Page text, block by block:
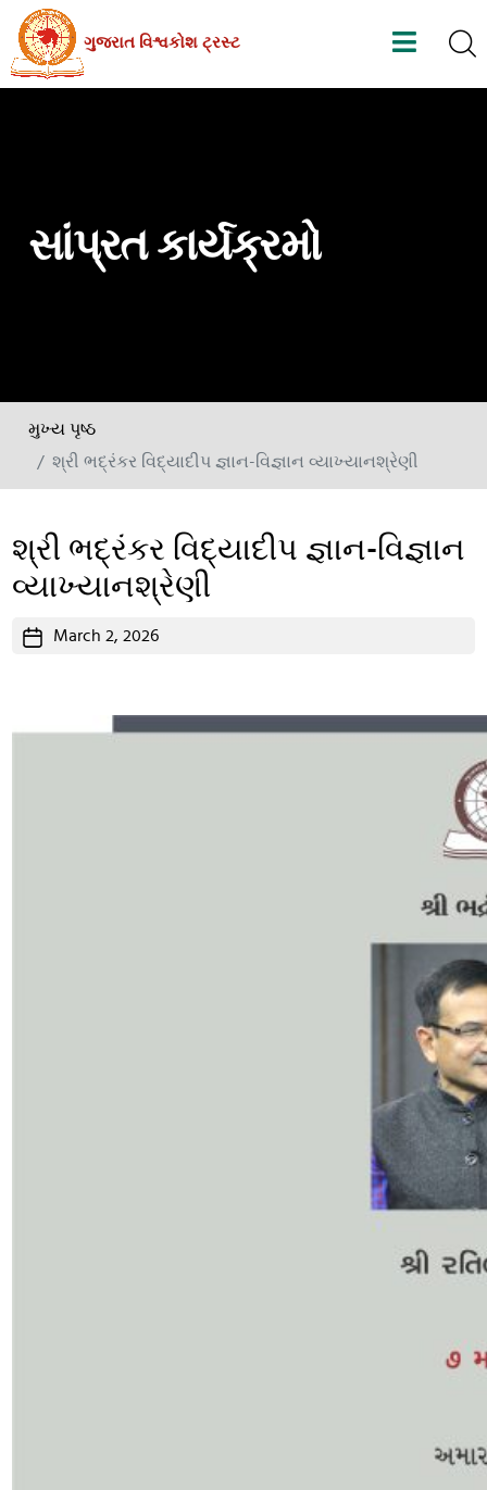
Skip
the
ગુજરાત વિશ્વકોશ ટ્રસ્ટ
સાંપ્રત કાર્યક્રમો
મુખ્ય પૃષ્ઠ
શ્રી ભદ્રંકર વિદ્યાદીપ જ્ઞાન-વિજ્ઞાન વ્યાખ્યાનશ્રેણી
શ્રી ભદ્રંકર વિદ્યાદીપ જ્ઞાન-વિજ્ઞાન
વ્યાખ્યાનશ્રેણી
PostMarch 2, 2026